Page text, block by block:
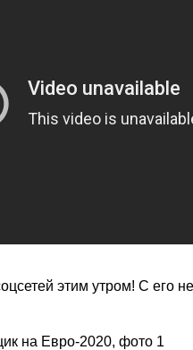
этим утром! С